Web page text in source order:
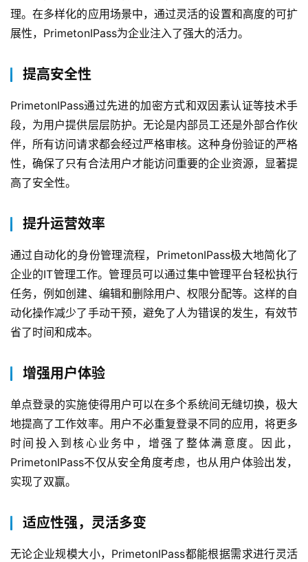
产
解
决
方
案
生
态
与
作
服
务
与
支
持
了
解
普
元
联
系
我
理。在多样化的应用场景中，通过灵活的设置和高度的可扩
展性，PrimetonIPass为企业注入了强大的活力。
提高安全性
PrimetonIPass通过先进的加密方式和双因素认证等技术手
段，为用户提供层层防护。无论是内部员工还是外部合作伙
伴，所有访问请求都会经过严格审核。这种身份验证的严格
性，确保了只有合法用户才能访问重要的企业资源，显著提
高了安全性。
提升运营效率
通过自动化的身份管理流程，PrimetonIPass极大地简化了
企业的IT管理工作。管理员可以通过集中管理平台轻松执行
任务，例如创建、编辑和删除用户、权限分配等。这样的自
动化操作减少了手动干预，避免了人为错误的发生，有效节
省了时间和成本。
增强用户体验
单点登录的实施使得用户可以在多个系统间无缝切换，极大
地提高了工作效率。用户不必重复登录不同的应用，将更多
时间投入到核心业务中，增强了整体满意度。因此，
PrimetonIPass不仅从安全角度考虑，也从用户体验出发，
实现了双赢。
适应性强，灵活多变
无论企业规模大小，PrimetonIPass都能根据需求进行灵活